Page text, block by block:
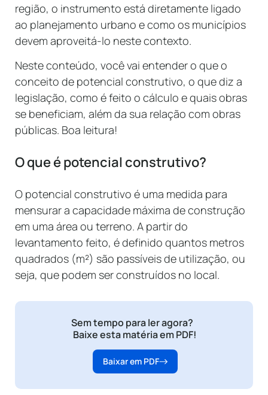
região, o instrumento está diretamente ligado
ao planejamento urbano e como os municípios
devem aproveitá-lo neste contexto.
Neste conteúdo, você vai entender o que o
conceito de potencial construtivo, o que diz a
legislação, como é feito o cálculo e quais obras
se beneficiam, além da sua relação com obras
públicas. Boa leitura!
O que é potencial construtivo?
O potencial construtivo é uma medida para
mensurar a capacidade máxima de construção
em uma área ou terreno. A partir do
levantamento feito, é definido quantos metros
quadrados (m²) são passíveis de utilização, ou
seja, que podem ser construídos no local.
Sem tempo para ler agora?
Baixe esta matéria em PDF!
Baixar em PDF